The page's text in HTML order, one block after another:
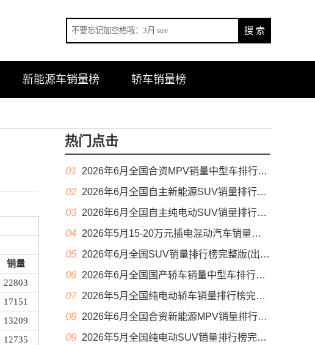
新能源车销量榜 轿车销量榜
销量
22803
17151
13209
12735
热门点击
01 2026年6月全国合资MPV销量中型车排行榜完整版(零售量
02 2026年6月全国自主新能源SUV销量排行榜完整版(零售量
03 2026年6月全国自主纯电动SUV销量排行榜完整版(零售量
04 2026年5月15-20万元插电混动汽车销量排行榜（零售量）
05 2026年6月全国SUV销量排行榜完整版(出口量
06 2026年6月全国国产轿车销量中型车排行榜完整版(零售量
07 2026年5月全国纯电动轿车销量排行榜完整版(批发量
08 2026年6月全国合资新能源MPV销量排行榜完整版(零售量
09 2026年5月全国纯电动SUV销量排行榜完整版(零售量